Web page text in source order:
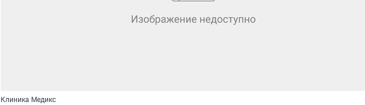
Клиника Медикс